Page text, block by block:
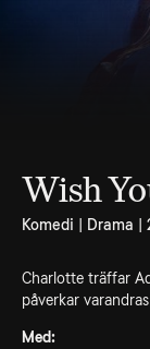
Wish
Komedi | Drama |
Charlotte träffar
påverkar
Med: